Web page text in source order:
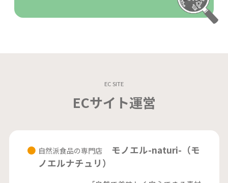
EC SITE
ECサイト運営
自然派食品の専門店
モノエル-naturi-（モ
ノエルナチュリ）